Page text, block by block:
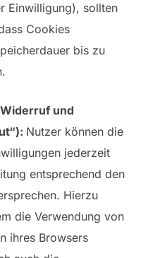
Einwilligung), sollten
Cookies
bis zu
und
Nutzer können die
jederzeit
entsprechend den
Hierzu
die Verwendung von
ihres Browsers